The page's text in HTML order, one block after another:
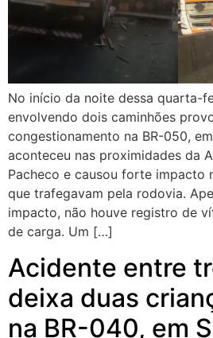
No início da noite dessa quarta-
envolvendo dois caminhões
congestionamento na BR-050,
aconteceu nas proximidades da
Pacheco e causou forte impacto
que trafegavam pela rodovia.
impacto, não houve registro de
de carga. Um […]
Acidente entre
deixa duas
na BR-040, em